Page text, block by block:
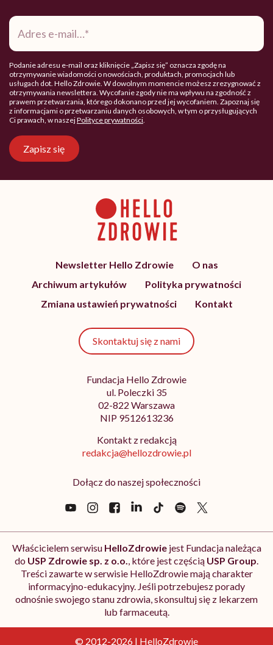
Adres
mail*
Podanie adresu e-mail oraz kliknięcie „Zapisz się” oznacza zgodę na
otrzymywanie wiadomości o nowościach, produktach, promocjach lub
usługach dot. Hello Zdrowie. W dowolnym momencie możesz zrezygnować z
otrzymywania newslettera. Wycofanie zgody nie ma wpływu na zgodność z
prawem przetwarzania, którego dokonano przed jej wycofaniem. Zapoznaj się
z informacjami o przetwarzaniu danych osobowych, w tym o przysługujących
Ci prawach, w naszejPolityce prywatności.
Zapisz się
Newsletter Hello Zdrowie
O nas
Archiwum artykułów
Polityka prywatności
Zmiana ustawień prywatności
Kontakt
Skontaktuj się z nami
Fundacja Hello Zdrowie
ul. Poleczki 35
02-822 Warszawa
NIP 9512613236
Kontakt z redakcją
redakcja@hellozdrowie.pl
Dołącz do naszej społeczności
Właścicielem serwisu HelloZdrowiejest Fundacja należąca
do USP Zdrowie sp. z o.o., które jest częścią USP Group.
Treści zawarte w serwisie HelloZdrowie mają charakter
informacyjno-edukacyjny. Jeśli potrzebujesz porady
odnośnie swojego stanu zdrowia, skonsultuj się z lekarzem
lub farmaceutą.
© 2012-2026 | HelloZdrowie